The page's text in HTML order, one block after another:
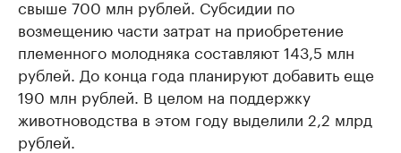
свыше 700 млн рублей. Субсидии по
возмещению части затрат на приобретение
племенного молодняка составляют 143,5 млн
рублей. До конца года планируют добавить еще
190 млн рублей. В целом на поддержку
животноводства в этом году выделили 2,2 млрд
рублей.